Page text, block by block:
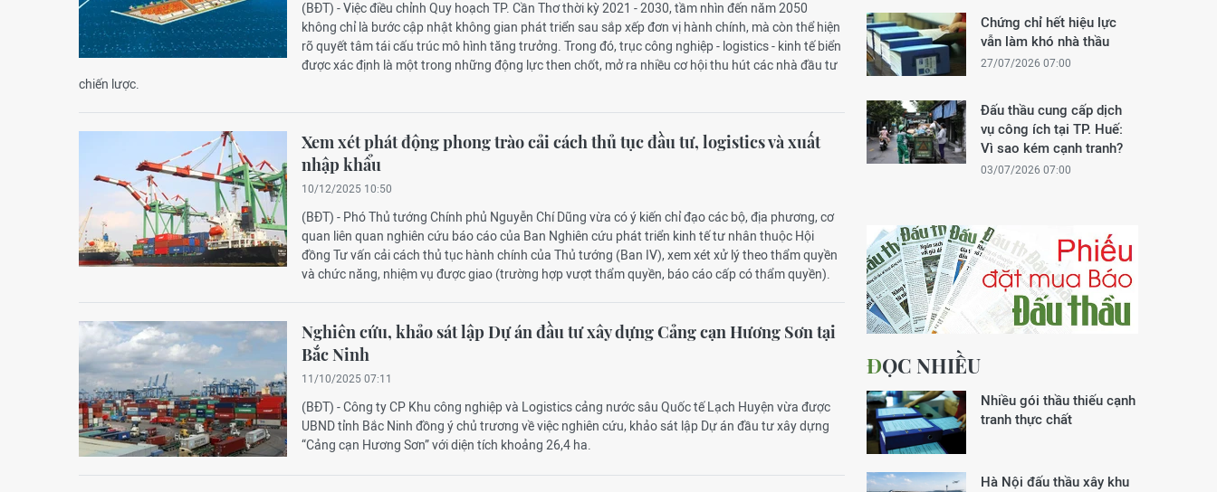
(BĐT) - Việc điều chỉnh Quy hoạch TP. Cần Thơ thời kỳ 2021 - 2030, tầm nhìn đến năm 2050
không chỉ là bước cập nhật không gian phát triển sau sắp xếp đơn vị hành chính, mà còn thể hiện
rõ quyết tâm tái cấu trúc mô hình tăng trưởng. Trong đó, trục công nghiệp - logistics - kinh tế biển
được xác định là một trong những động lực then chốt, mở ra nhiều cơ hội thu hút các nhà đầu tư
chiến lược.
Xem xét phát động phong trào cải cách thủ tục đầu tư, logistics và xuất
nhập khẩu
10/12/2025 10:50
(BĐT) - Phó Thủ tướng Chính phủ Nguyễn Chí Dũng vừa có ý kiến chỉ đạo các bộ, địa phương, cơ
quan liên quan nghiên cứu báo cáo của Ban Nghiên cứu phát triển kinh tế tư nhân thuộc Hội
đồng Tư vấn cải cách thủ tục hành chính của Thủ tướng (Ban IV), xem xét xử lý theo thẩm quyền
và chức năng, nhiệm vụ được giao (trường hợp vượt thẩm quyền, báo cáo cấp có thẩm quyền).
Nghiên cứu, khảo sát lập Dự án đầu tư xây dựng Cảng cạn Hương Sơn tại
Bắc Ninh
11/10/2025 07:11
(BĐT) - Công ty CP Khu công nghiệp và Logistics cảng nước sâu Quốc tế Lạch Huyện vừa được
UBND tỉnh Bắc Ninh đồng ý chủ trương về việc nghiên cứu, khảo sát lập Dự án đầu tư xây dựng
“Cảng cạn Hương Sơn” với diện tích khoảng 26,4 ha.
Chứng chỉ hết hiệu lực
vẫn làm khó nhà thầu
27/07/2026 07:00
Đấu thầu cung cấp dịch
vụ công ích tại TP. Huế:
Vì sao kém cạnh tranh?
03/07/2026 07:00
ĐỌC NHIỀU
Nhiều gói thầu thiếu cạnh
tranh thực chất
Hà Nội đấu thầu xây khu